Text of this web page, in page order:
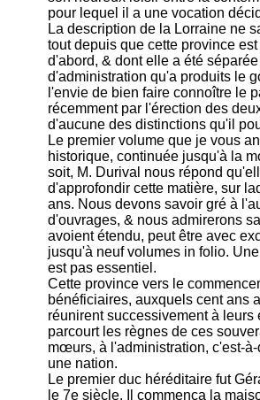
pour lequel il a une vocation
La description de la Lorraine ne
tout depuis que cette province
d'abord, & dont elle a été
d'administration qu'a produits le
l'envie de bien faire connoître le
récemment par l'érection des
d'aucune des distinctions qu'il
Le premier volume que je vous
historique, continuée jusqu'à la
soit, M. Durival nous répond
d'approfondir cette matière, sur
ans. Nous devons savoir gré à
d'ouvrages, & nous admirerons
avoient étendu, peut être avec
jusqu'à neuf volumes in folio.
est pas essentiel.
Cette province vers le
bénéficiaires, auxquels cent ans
réunirent successivement à
parcourt les règnes de ces
mœurs, à l'administration, c'est-
une nation.
Le premier duc héréditaire fut
le 7e siècle. Il commença la